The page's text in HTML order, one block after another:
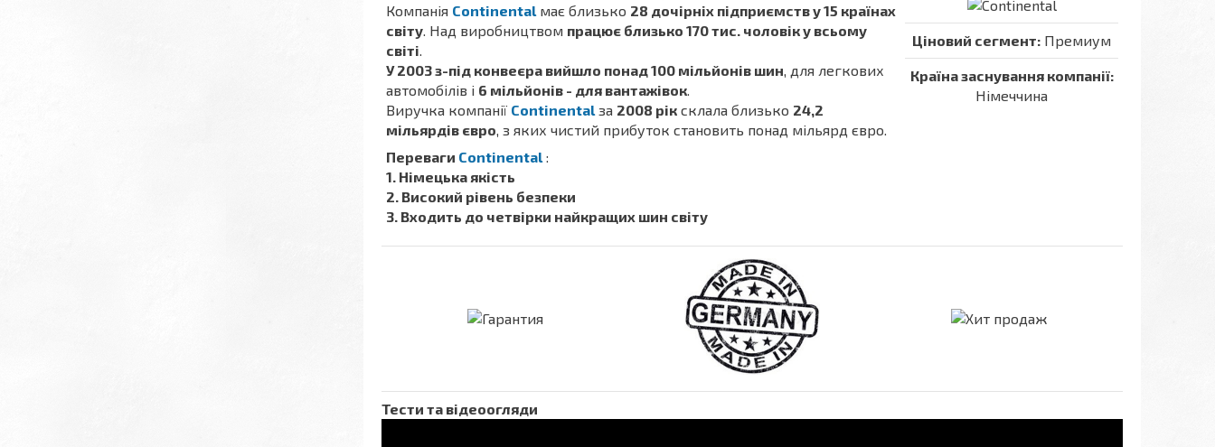
Компанія Continentalмає близько 28 дочірніх підприємств у 15 країнах
світу. Над виробництвом працює близько 170 тис. чоловік у всьому
світі.
У 2003 з-під конвеєра вийшло понад 100 мільйонів шин, для легкових
автомобілів і 6 мільйонів - для вантажівок.
Виручка компанії Continentalза 2008 рік склала близько 24,2
мільярдів євро, з яких чистий прибуток становить понад мільярд євро.
Переваги Continental:
1. Німецька якість
2. Високий рівень безпеки
3. Входить до четвірки найкращих шин світу
Ціновий сегмент: Премиум
Країна заснування компанії:
Німеччина
Тести та відеоогляди